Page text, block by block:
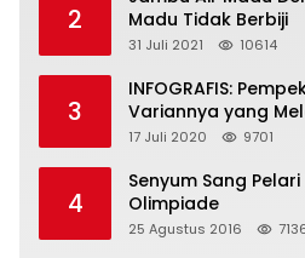
2
Madu Tidak Berbiji
31 Juli 2021 10614
3
INFOGRAFIS:
Variannya yang
17 Juli 2020 9701
4
Senyum Sang
Olimpiade
25 Agustus 2016